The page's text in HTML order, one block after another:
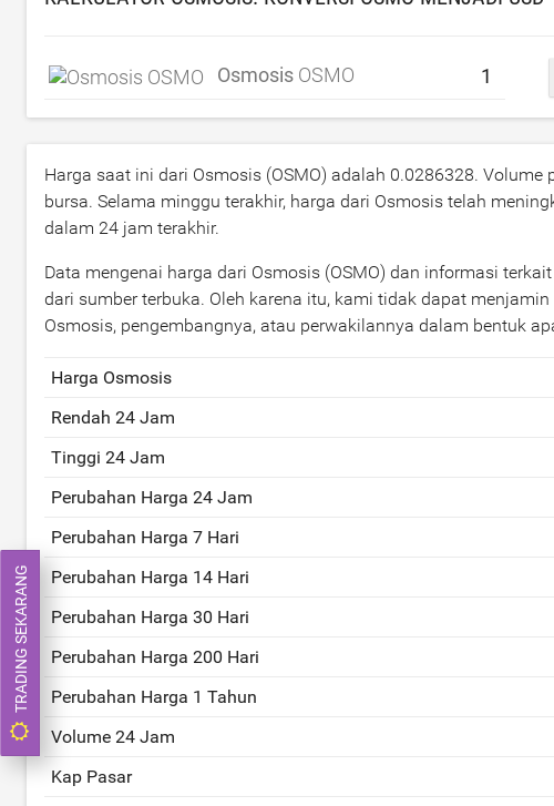
Osmosis OSMO
Harga saat ini dari Osmosis (OSMO) adalah 0.0286328. Volume
bursa. Selama minggu terakhir, harga dari Osmosis telah
dalam 24 jam terakhir.
Data mengenai harga dari Osmosis (OSMO) dan informasi
dari sumber terbuka. Oleh karena itu, kami tidak dapat
Osmosis, pengembangnya, atau perwakilannya dalam bentuk
Harga Osmosis
Rendah 24 Jam
Tinggi 24 Jam
Perubahan Harga 24 Jam
Perubahan Harga 7 Hari
Perubahan Harga 14 Hari
Perubahan Harga 30 Hari
Perubahan Harga 200 Hari
Perubahan Harga 1 Tahun
Volume 24 Jam
Kap Pasar
TRADING SEKARANG